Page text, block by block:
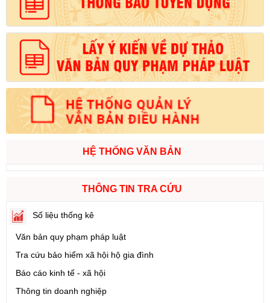
HỆ THỐNG VĂN BẢN
THÔNG TIN TRA CỨU
Số liệu thống kê
Văn bản quy phạm pháp luật
Tra cứu bảo hiểm xã hội hộ gia đình
Báo cáo kinh tế - xã hội
Thông tin doanh nghiệp